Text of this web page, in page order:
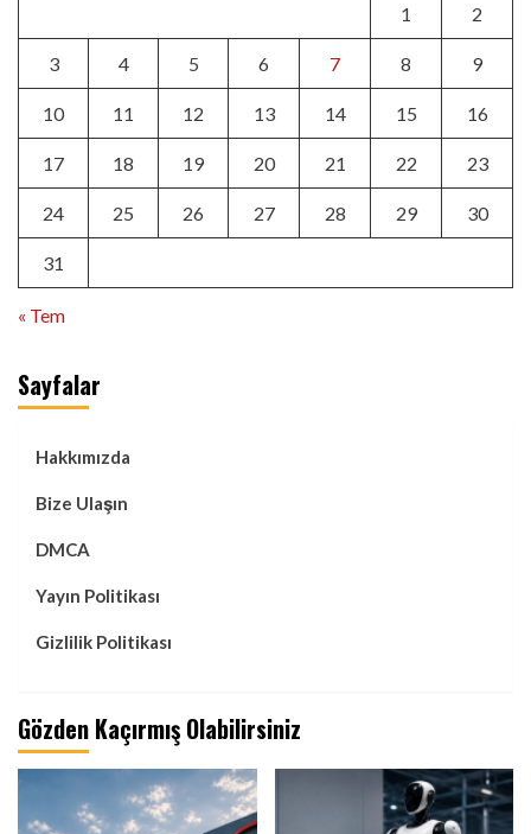
1 2
3 4 5 6 7 8 9
10 11 12 13 14 15 16
17 18 19 20 21 22 23
24 25 26 27 28 29 30
31
« Tem
Sayfalar
Hakkımızda
Bize Ulaşın
DMCA
Yayın Politikası
Gizlilik Politikası
Gözden Kaçırmış Olabilirsiniz